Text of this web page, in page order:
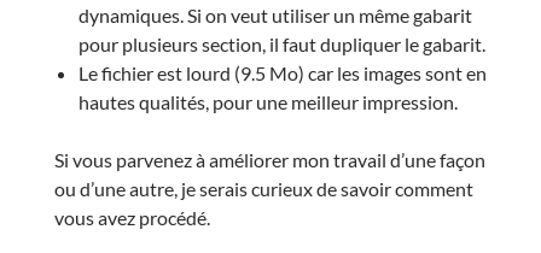
dynamiques. Si on veut utiliser un même gabarit
pour plusieurs section, il faut dupliquer le gabarit.
Le fichier est lourd (9.5 Mo) car les images sont en
hautes qualités, pour une meilleur impression.
Si vous parvenez à améliorer mon travail d’une façon
ou d’une autre, je serais curieux de savoir comment
vous avez procédé.